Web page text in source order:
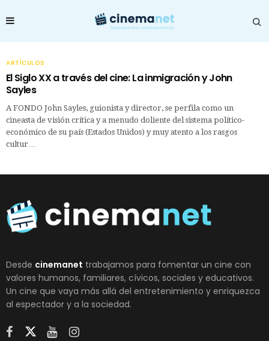
ARTÍCULOS
El Siglo XX a través del cine: La inmigración y John
Sayles
A FONDO John Sayles, guionista y director, se perfila como un
cineasta de visión crítica y a menudo doliente del sistema político-
económico de su país (Estados Unidos) y muy atento a los rasgos
cultur…
Desde cinemanet trabajamos para fomentar un cine con
valores humanos, familiares, cívicos, sociales y educativos.
Un cine que vaya más allá del entretenimiento y enriquezca
al espectador y a la sociedad.